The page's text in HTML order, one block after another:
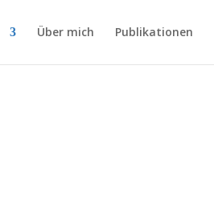
Über mich Publikationen